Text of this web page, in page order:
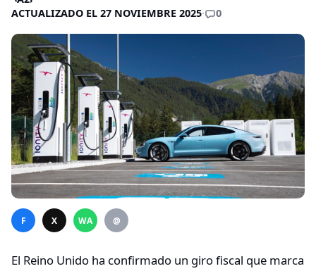
ACTUALIZADO EL 27 NOVIEMBRE 2025· 0
F X WA @
El Reino Unido ha confirmado un giro fiscal que marca